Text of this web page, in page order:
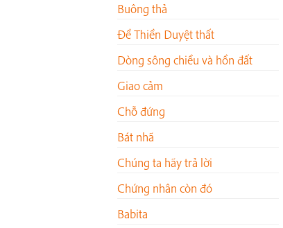
Buông thả
Đề Thiền Duyệt thất
Dòng sông chiều và hồn đất
Giao cảm
Chỗ đứng
Bát nhã
Chúng ta hãy trả lời
Chứng nhân còn đó
Babita